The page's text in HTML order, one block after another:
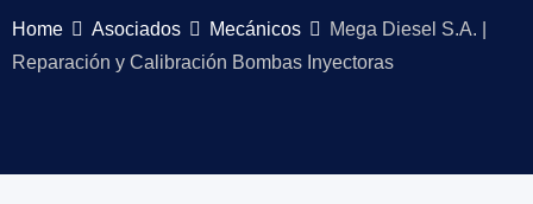
Home Asociados Mecánicos
Mega Diesel S.A. |
Reparación y Calibración Bombas Inyectoras